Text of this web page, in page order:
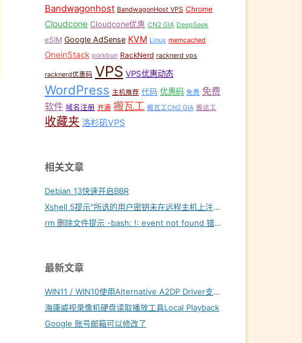
Bandwagonhost BandwagonHost VPS Chrome
Cloudcone Cloudcone优惠 CN2 GIA DeepSeek
eSIM Google AdSense KVM Linux memcached
OneinStack porkbun RackNerd racknerd vps
racknerd优惠码 VPS VPS优惠动态
WordPress 主机推荐 代码 优惠码 免费 免费
软件 域名注册 开源 搬瓦工 搬瓦工CN2 GIA 搬运工
收藏夹 洛杉矶VPS
相关文章
Debian 13快速开启BBR
Xshell 5提示"所选的用户密钥未在远程主机上注册"
rm 删除文件提示 -bash: !: event not found 错误怎么解决？
最新文章
WIN11 / WIN10使用Alternative A2DP Driver支持LDAC
海康威视录像机硬盘读取播放工具Local Playback
Google 账号邮箱可以修改了